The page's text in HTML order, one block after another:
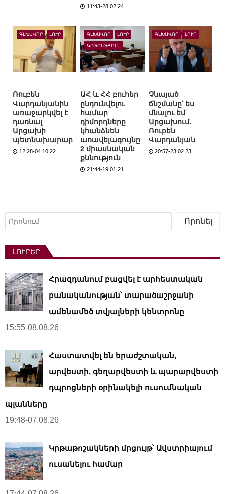
11:43-28.02.24
ԳԼԽԱՎՈՐ ԼՈՒՐ
Ռուբեն
Վարդանյանին
առաջարկվել է
դառնալ
Արցախի
պետնախարար
12:28-04.10.22
ԳԼԽԱՎՈՐ ԼՈՒՐ
ԿՐԹՈՒԹՅՈՒՆ
ԱՀ և ՀՀ բուհեր
ընդունվելու
համար
դիմորդները
կհանձնեն
առավելագույնը
2 միասնական
քննություն
21:44-19.01.21
ԳԼԽԱՎՈՐ ԼՈՒՐ
Չնայած
ճնշմանը՝ ես
մնալու եմ
Արցախում.
Ռուբեն
Վարդանյան
20:57-23.02.23
Որոնել
Որոնել
ԼՈՒՐԵՐ
Հրազդանում բացվել է արհեստական ​​
բանականության՝ տարածաշրջանի
ամենամեծ տվյալների կենտրոնը
15:55-08.08.26
Հաստատվել են երաժշտական,
արվեստի, գեղարվեստի և պարարվեստի
դպրոցների օրինակելի ուսումնական
պլանները
19:48-07.08.26
Կրթաթոշակների մրցույթ՝ Ավստրիայում
ուսանելու համար